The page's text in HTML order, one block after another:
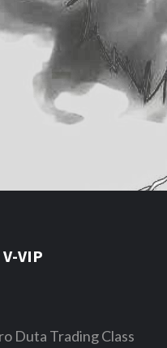
VIP
Duta Trading Class